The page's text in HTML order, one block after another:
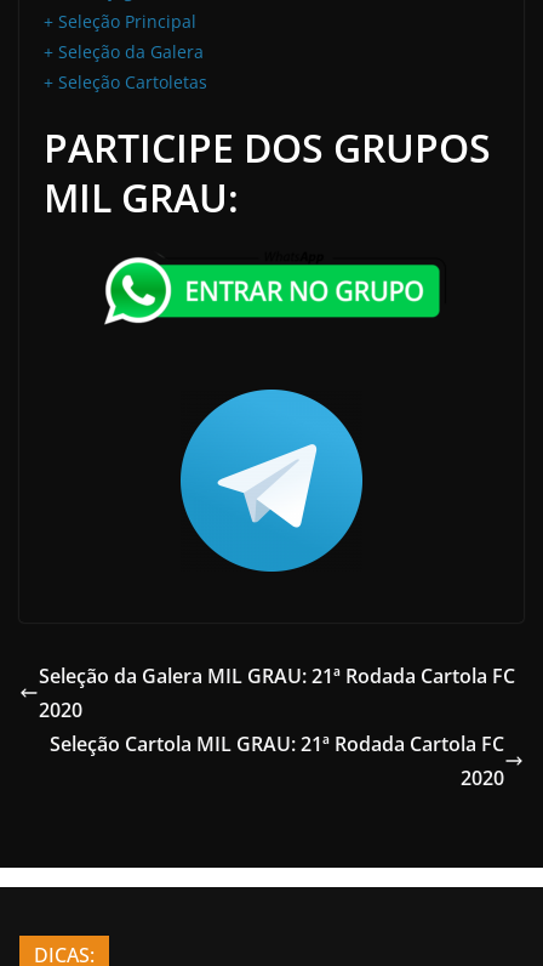
+ Seleção Principal
+ Seleção da Galera
+ Seleção Cartoletas
PARTICIPE DOS GRUPOS
MIL GRAU:
Seleção da Galera MIL GRAU: 21ª Rodada Cartola FC
2020
Seleção Cartola MIL GRAU: 21ª Rodada Cartola FC
2020
DICAS: